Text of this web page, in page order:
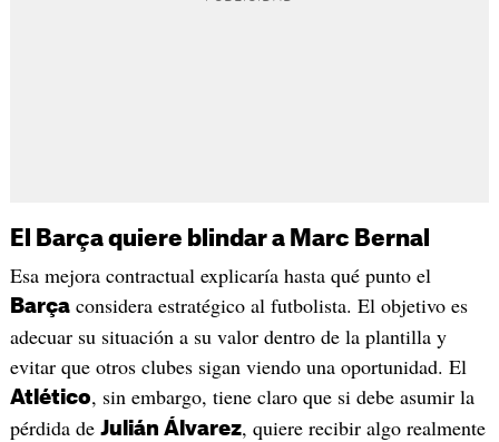
El Barça quiere blindar a Marc Bernal
Esa mejora contractual explicaría hasta qué punto el
Barçaconsidera estratégico al futbolista. El objetivo es
adecuar su situación a su valor dentro de la plantilla y
evitar que otros clubes sigan viendo una oportunidad. El
Atlético, sin embargo, tiene claro que si debe asumir la
pérdida de Julián Álvarez, quiere recibir algo realmente